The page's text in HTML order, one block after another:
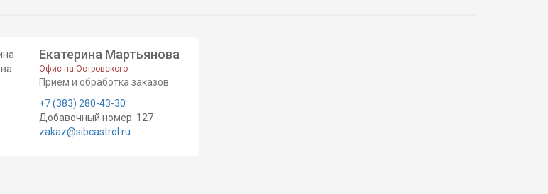
Екатерина Мартьянова
Офис на Островского
Прием и обработка заказов
+7 (383) 280-43-30
Добавочный номер: 127
zakaz@sibcastrol.ru